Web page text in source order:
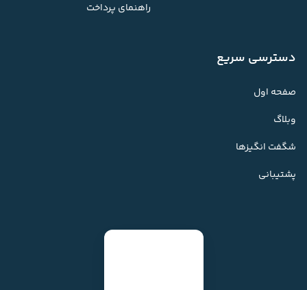
راهنمای پرداخت
دسترسی سریع
صفحه اول
وبلاگ
شگفت انگیزها
پشتیبانی